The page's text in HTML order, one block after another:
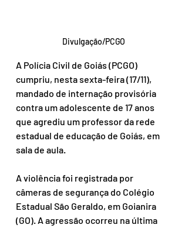
Divulgação/PCGO
A Polícia Civil de Goiás (PCGO)
cumpriu, nesta sexta-feira (17/11),
mandado de internação provisória
contra um adolescente de 17 anos
que agrediu um professor da rede
estadual de educação de Goiás, em
sala de aula.
A violência foi registrada por
câmeras de segurança do Colégio
Estadual São Geraldo, em Goianira
(GO). A agressão ocorreu na última